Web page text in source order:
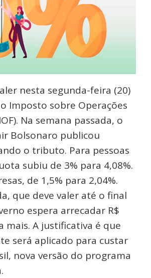
nesta segunda-feira (20)
Imposto sobre Operações
Na semana passada, o
Bolsonaro publicou
o tributo. Para pessoas
subiu de 3% para 4,08%.
de 1,5% para 2,04%.
que deve valer até o final
espera arrecadar R$
mais. A justificativa é que
será aplicado para custar
nova versão do programa